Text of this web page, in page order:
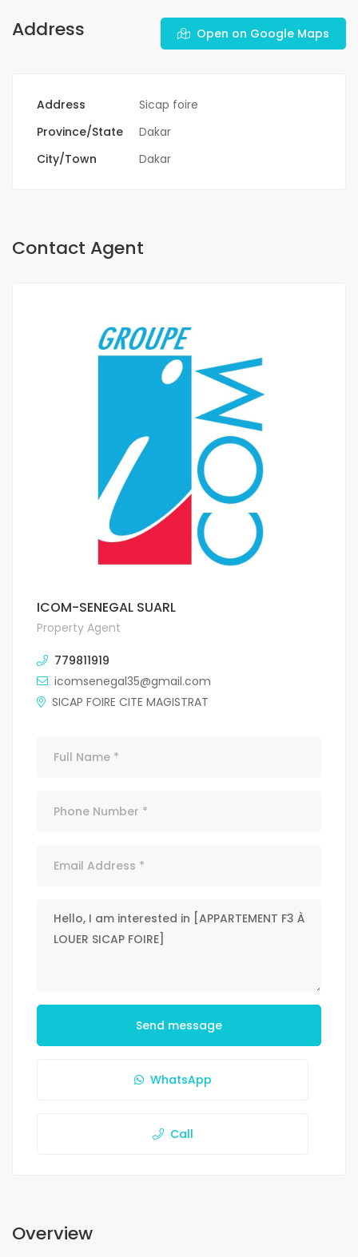
Address Open on Google Maps
Address
Sicap foire
Province/State
Dakar
City/Town
Dakar
Contact Agent
ICOM-SENEGAL SUARL
Property Agent
779811919
icomsenegal35@gmail.com
SICAP FOIRE CITE MAGISTRAT
Send message
WhatsApp
Call
Overview